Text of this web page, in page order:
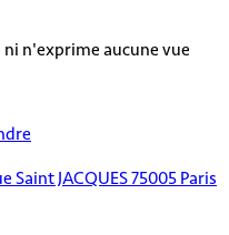
n'exprime aucune vue
Saint JACQUES 75005 Paris